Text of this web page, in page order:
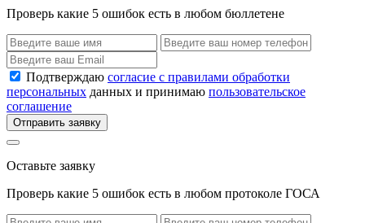
Проверь какие 5 ошибок есть в любом бюллетене
Подтверждаю согласие с правилами обработки
персональных данных и принимаю пользовательское
соглашение
Отправить заявку
Оставьте заявку
Проверь какие 5 ошибок есть в любом протоколе ГОСА